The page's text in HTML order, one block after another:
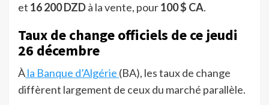
et 16 200 DZDà la vente, pour100 $ CA.
Taux de change officiels de ce jeudi
26 décembre
Àla Banque d’Algérie (BA), les taux de change
diffèrent largement de ceux du marché parallèle.